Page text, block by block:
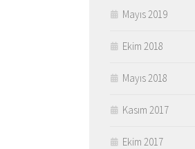
Mayıs 2019
Ekim 2018
Mayıs 2018
Kasım 2017
Ekim 2017